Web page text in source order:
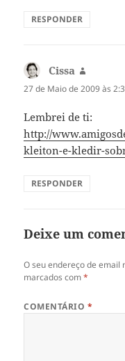
RESPONDER
Cissa
27 de Maio de 2009 às
Lembrei de ti:
http://
kleiton-e-kledir-
RESPONDER
Deixe um
O seu endereço de email
marcados com*
COMENTÁRIO *